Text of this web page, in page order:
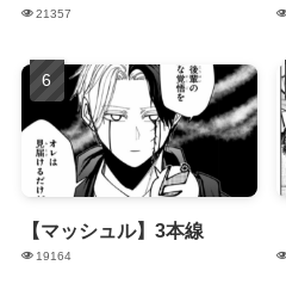
21357
【マッシュル】3本線
19164